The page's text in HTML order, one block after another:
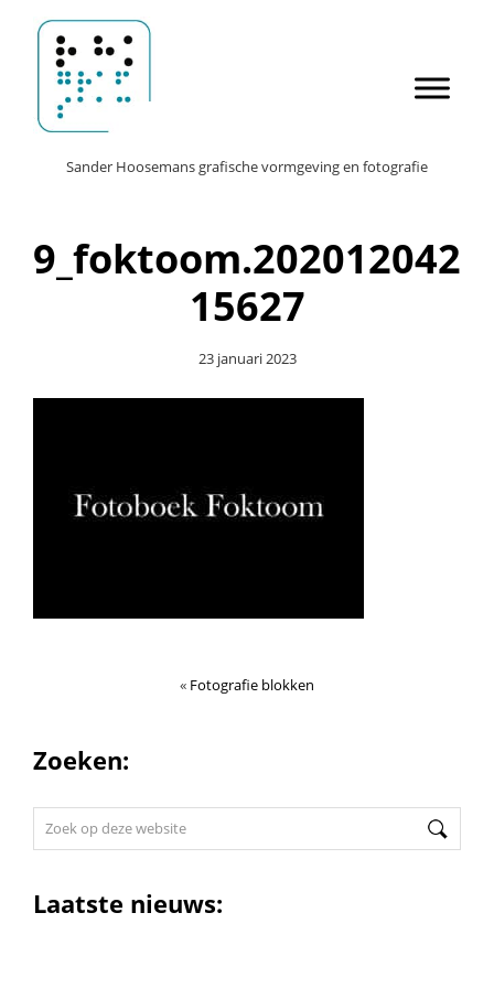
naar
de
hoofd
inhoud
Sander Hoosemans
HeaderSander Hoosemans grafische vormgeving en fotografie
9_foktoom.202012042
15627
23 januari 2023
« Fotografie blokken
Zoeken:
website
Laatste nieuws: